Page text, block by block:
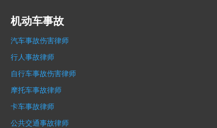
机动车事故
汽车事故伤害律师
行人事故律师
自行车事故伤害律师
摩托车事故律师
卡车事故律师
公共交通事故律师